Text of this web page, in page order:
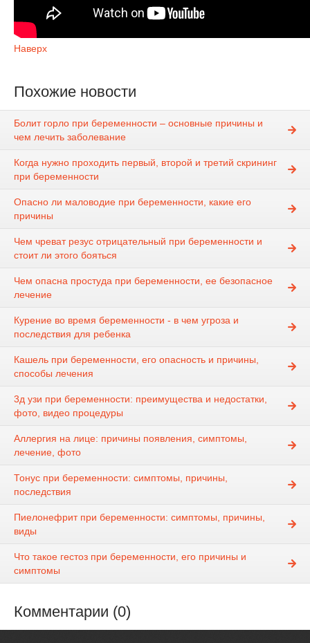
Наверх
Похожие новости
Болит горло при беременности – основные причины и
чем лечить заболевание
Когда нужно проходить первый, второй и третий скрининг
при беременности
Опасно ли маловодие при беременности, какие его
причины
Чем чреват резус отрицательный при беременности и
стоит ли этого бояться
Чем опасна простуда при беременности, ее безопасное
лечение
Курение во время беременности - в чем угроза и
последствия для ребенка
Кашель при беременности, его опасность и причины,
способы лечения
3д узи при беременности: преимущества и недостатки,
фото, видео процедуры
Аллергия на лице: причины появления, симптомы,
лечение, фото
Тонус при беременности: симптомы, причины,
последствия
Пиелонефрит при беременности: симптомы, причины,
виды
Что такое гестоз при беременности, его причины и
симптомы
Комментарии (0)